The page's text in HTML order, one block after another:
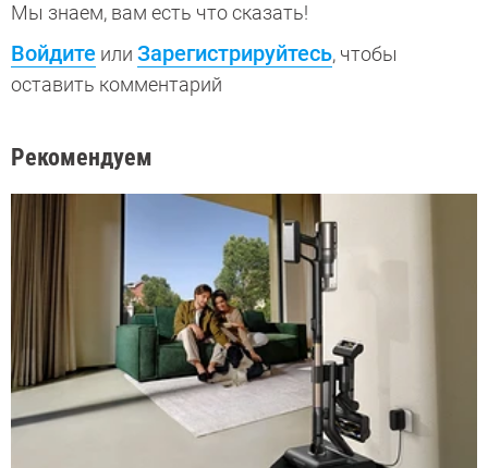
Мы знаем, вам есть что сказать!
Войдите или Зарегистрируйтесь, чтобы
оставить комментарий
Рекомендуем